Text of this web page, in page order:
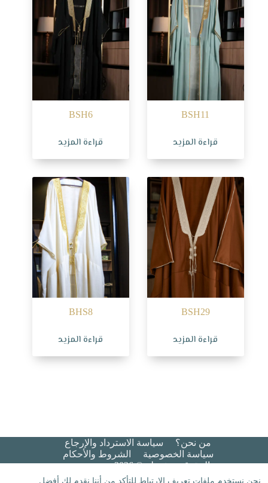
نحن نستخدم ملفات تعريف الارتباط للتأكد من أننا نقدم لك أفضل
BSH11
قراءة المزيد
BSH6
قراءة المزيد
BSH29
قراءة المزيد
BHS8
قراءة المزيد
من نحن؟
سياسة الاسترداد والإرجاع
سياسة الخصوصية
الشروط والأحكام​
جميع الحقوق محفوظة © 2026 هيبة عريس